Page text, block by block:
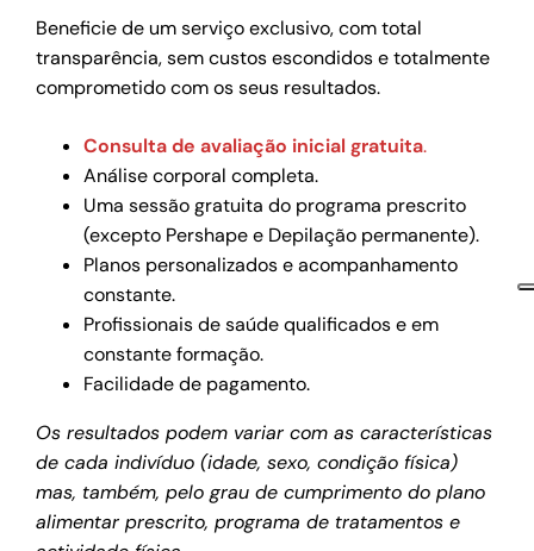
Beneficie de um serviço exclusivo, com total
transparência, sem custos escondidos e totalmente
comprometido com os seus resultados.
Consulta de avaliação inicial gratuita.
Análise corporal completa.
Uma sessão gratuita do programa prescrito
(excepto Pershape e Depilação permanente).
Planos personalizados e acompanhamento
constante.
Profissionais de saúde qualificados e em
constante formação.
Facilidade de pagamento.
Os resultados podem variar com as características
de cada indivíduo (idade, sexo, condição física)
mas, também, pelo grau de cumprimento do plano
alimentar prescrito, programa de tratamentos e